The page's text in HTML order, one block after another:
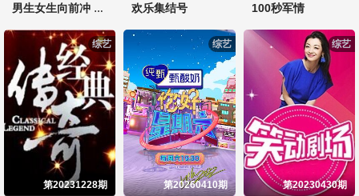
男生女生向前冲 第十四季 欢乐集结号 100秒军情
综艺
第20231228期
综艺
第20260410期
综艺
第20230430期